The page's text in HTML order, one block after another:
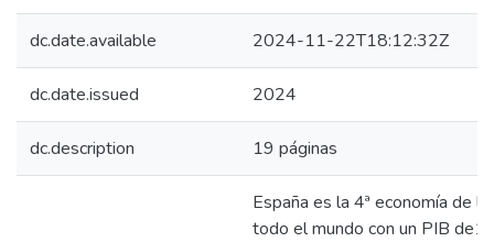
dc.date.available 2024-11-22T18:12:32Z
dc.date.issued 2024
dc.description 19 páginas
España es la 4ª economía de
todo el mundo con un PIB